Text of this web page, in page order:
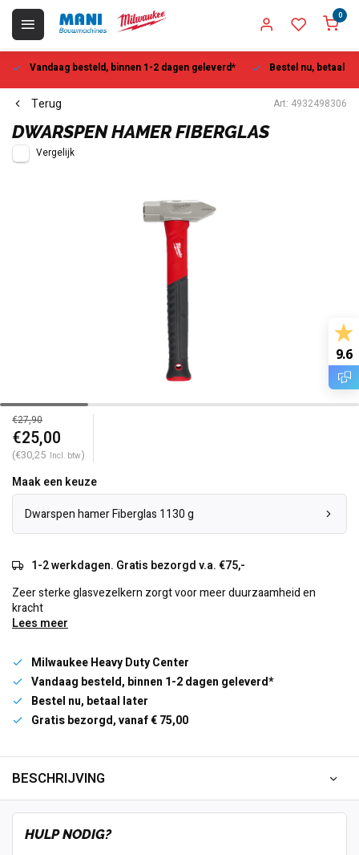
0
Vandaag besteld, binnen 1-2 dagen geleverd* Bestel nu, betaal
Terug Art: 4932498306
DWARSPEN HAMER FIBERGLAS
Vergelijk
€27,90
€25,00
(€30,25 Incl. btw)
Maak een keuze
Dwarspen hamer Fiberglas 1130 g
1-2 werkdagen. Gratis bezorgd v.a. €75,-
Zeer sterke glasvezelkern zorgt voor meer duurzaamheid en
kracht
Lees meer
Milwaukee Heavy Duty Center
Vandaag besteld, binnen 1-2 dagen geleverd*
Bestel nu, betaal later
Gratis bezorgd, vanaf € 75,00
BESCHRIJVING
HULP NODIG?
9.6